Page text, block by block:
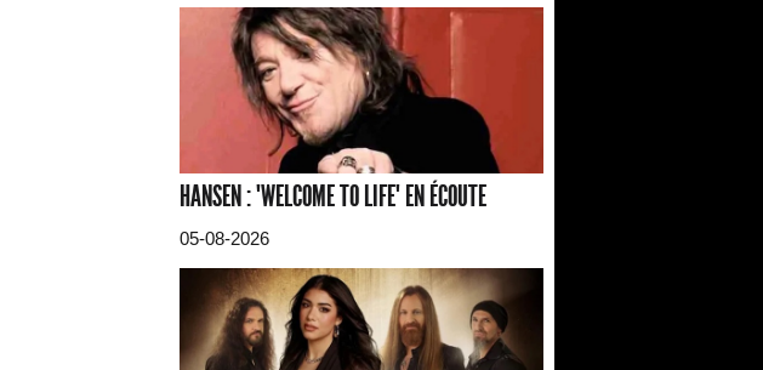
HANSEN : "WELCOME TO LIFE" EN ÉCOUTE
05-08-2026